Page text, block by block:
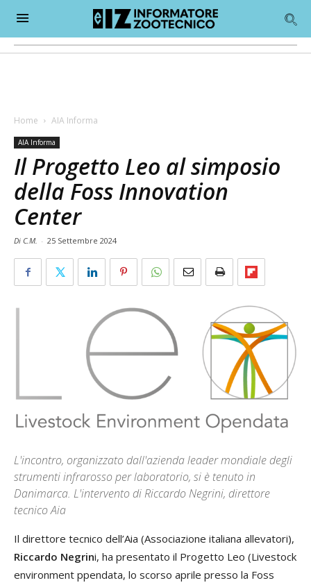
Home AIA Informa
AIA Informa
Il Progetto Leo al simposio
della Foss Innovation
Center
Di C.M. - 25 Settembre 2024
L'incontro, organizzato dall'azienda leader mondiale degli
strumenti infrarosso per laboratorio, si è tenuto in
Danimarca. L'intervento di Riccardo Negrini, direttore
tecnico Aia
Il direttore tecnico dell’Aia (Associazione italiana allevatori),
Riccardo Negrini, ha presentato il Progetto Leo (Livestock
environment ppendata, lo scorso aprile presso la Foss